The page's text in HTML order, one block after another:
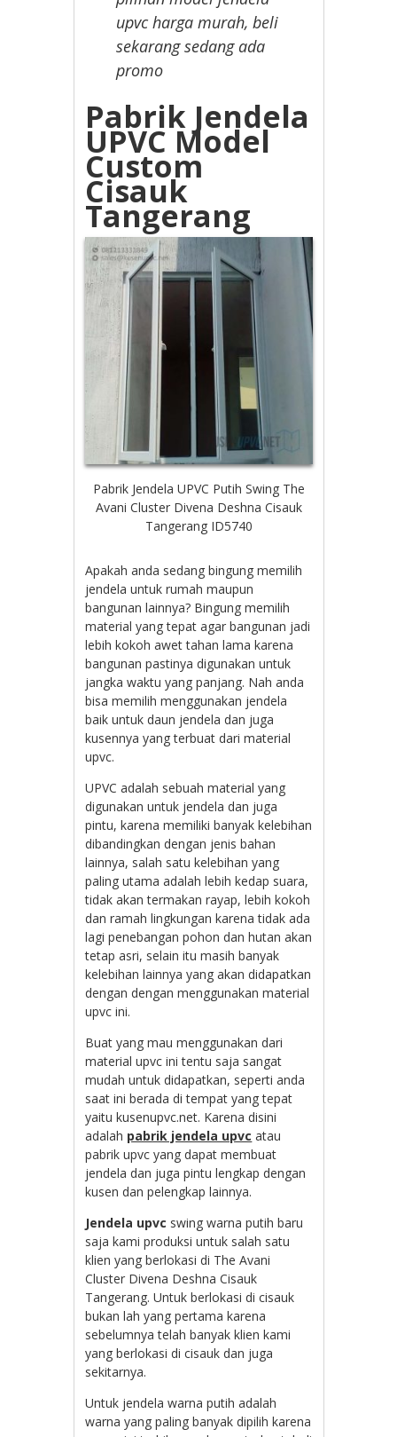
upvc harga murah, beli
sekarang sedang ada
promo
Pabrik Jendela
UPVC Model
Custom
Cisauk
Tangerang
Pabrik Jendela UPVC Putih Swing The
Avani Cluster Divena Deshna Cisauk
Tangerang ID5740
Apakah anda sedang bingung memilih
jendela untuk rumah maupun
bangunan lainnya? Bingung memilih
material yang tepat agar bangunan jadi
lebih kokoh awet tahan lama karena
bangunan pastinya digunakan untuk
jangka waktu yang panjang. Nah anda
bisa memilih menggunakan jendela
baik untuk daun jendela dan juga
kusennya yang terbuat dari material
upvc.
UPVC adalah sebuah material yang
digunakan untuk jendela dan juga
pintu, karena memiliki banyak kelebihan
dibandingkan dengan jenis bahan
lainnya, salah satu kelebihan yang
paling utama adalah lebih kedap suara,
tidak akan termakan rayap, lebih kokoh
dan ramah lingkungan karena tidak ada
lagi penebangan pohon dan hutan akan
tetap asri, selain itu masih banyak
kelebihan lainnya yang akan didapatkan
dengan dengan menggunakan material
upvc ini.
Buat yang mau menggunakan dari
material upvc ini tentu saja sangat
mudah untuk didapatkan, seperti anda
saat ini berada di tempat yang tepat
yaitu kusenupvc.net. Karena disini
adalah pabrik jendela upvc atau
pabrik upvc yang dapat membuat
jendela dan juga pintu lengkap dengan
kusen dan pelengkap lainnya.
Jendela upvc swing warna putih baru
saja kami produksi untuk salah satu
klien yang berlokasi di The Avani
Cluster Divena Deshna Cisauk
Tangerang. Untuk berlokasi di cisauk
bukan lah yang pertama karena
sebelumnya telah banyak klien kami
yang berlokasi di cisauk dan juga
sekitarnya.
Untuk jendela warna putih adalah
warna yang paling banyak dipilih karena